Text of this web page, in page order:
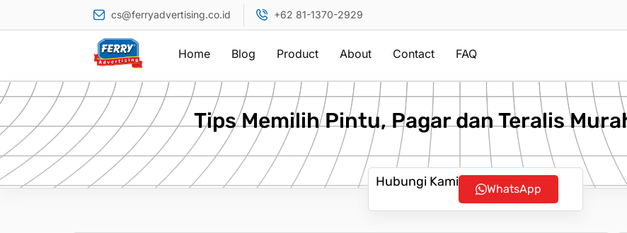
cs@ferryadvertising.co.id +62 81-1370-2929
Home Blog Product About Contact FAQ
Tips Memilih Pintu, Pagar dan Teralis
Hubungi Kami WhatsApp